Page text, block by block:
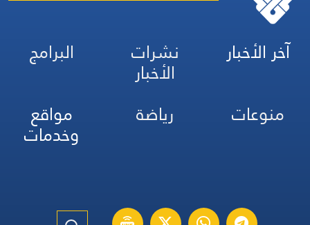
آخر الأخبار نشرات
الأخبار
البرامج
منوعات
رياضة مواقع
وخدمات